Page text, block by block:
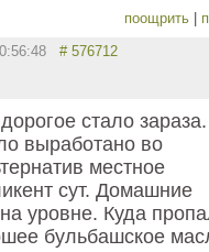
поощрить
# 576712
стало
выработано во
местное
сут. Домашние
уровне. Куда
бульбашское